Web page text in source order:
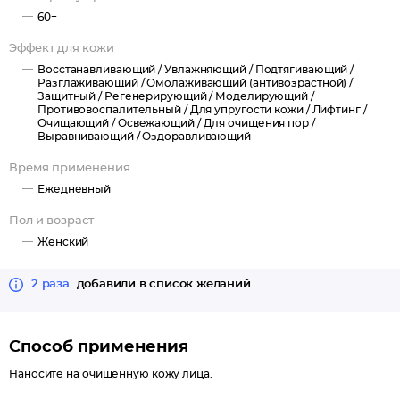
тон, устраняет несовершенства кожи, а также обладает
3DERMILYN® предотвращает преждевременное старение,
ремоделирует овал лица и подтягивает кожу.
Масло чиа, благодаря фантастическому жирнокислотному
кожу.
Масло оливы эффективно предотвращает увядание кожи,
разглаживает морщины, препятствует их образованию.
Tens'Up™ обладает антивозрастной активностью, поскольку
Омолаживающий пептид активизирует способности клеток
коллагена, эластина, гликозаминогликанов, влияющих на
60+
Эффект для кожи
Восстанавливающий /Увлажняющий / Подтягивающий /
Разглаживающий /Омолаживающий (антивозрастной) /
Защитный / Регенерирующий / Моделирующий /
Противовоспалительный / Для упругости кожи / Лифтинг /
Очищающий /Освежающий / Для очищения пор /
Выравнивающий /Оздоравливающий
Время применения
Ежедневный
Пол и возраст
Женский
2 раза добавили в список желаний
Способ применения
Наносите на очищенную кожу лица.